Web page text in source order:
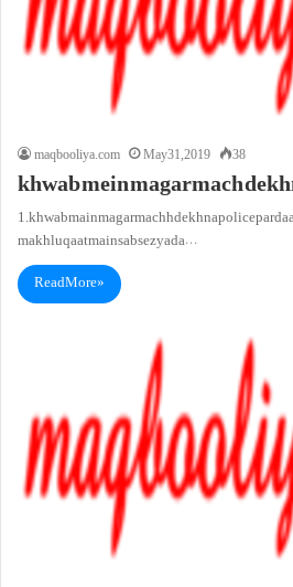
maqbooliya.com
May 31, 2019 38
khwab mein magarmach
1. khwab main magarmachh dekhna police par
makhluqaat main sab se zyada…
Read More »